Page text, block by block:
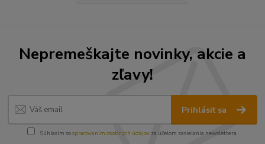
Nepremeškajte novinky, akcie a
zľavy!
Prihlásiť sa
Súhlasím sospracovaním osobných údajov za účelom zasielania newslettera.